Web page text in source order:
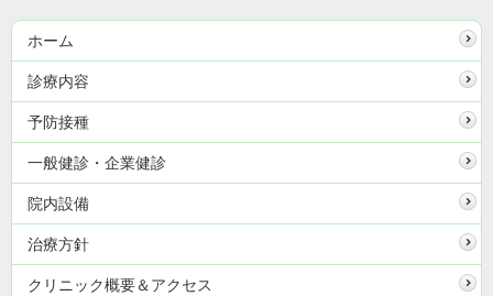
ホーム
診療内容
予防接種
一般健診・企業健診
院内設備
治療方針
クリニック概要＆アクセス